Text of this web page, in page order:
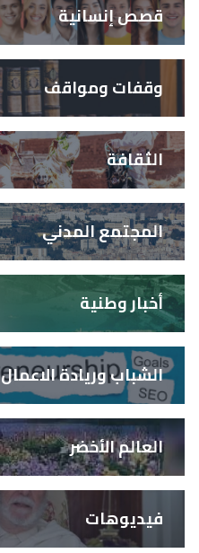
قصص إنسانية
وقفات ومواقف
الثقافة
المجتمع المدني
أخبار وطنية
الشباب وريادة الاعمال
العالم الأخضر
فيديوهات